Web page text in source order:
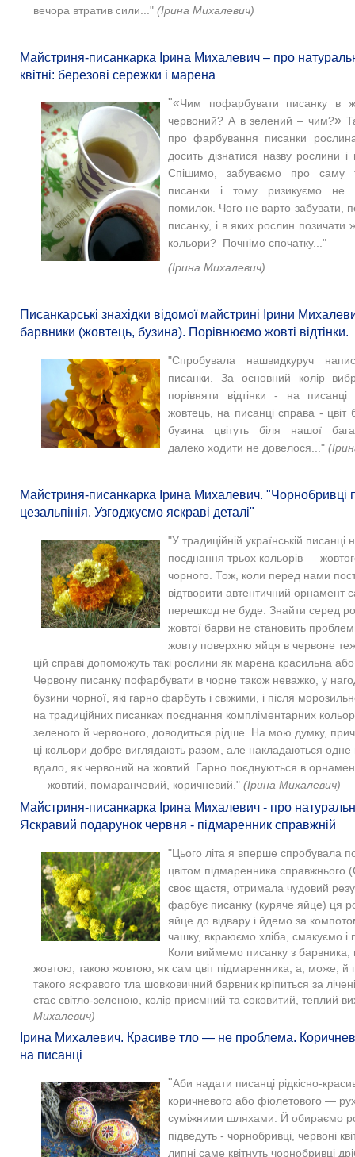
вечора втратив сили..." (Ірина Михалевич)
Майстриня-писанкарка Ірина Михалевич – про
квітні: березові сережки і марена
"«Чим пофарбувати писанку в
червоний? А в зелений – чим?»
про фарбування писанки
досить дізнатися назву рослини
Спішимо, забуваємо про саму
писанки і тому ризикуємо не
помилок. Чого не варто забувати,
писанку, і в яких рослин позичати
кольори? Почнімо спочатку..."
(Ірина Михалевич)
Писанкарські знахідки відомої майстрині Ірини
барвники (жовтець, бузина). Порівнюємо жовті відтінки.
"Спробувала нашвидкуруч
писанки. За основний колір
порівняти відтінки - на
жовтець, на писанці справа - цвіт
бузина цвітуть біля нашої
далеко ходити не довелося..."
Майстриня-писанкарка Ірина Михалевич. "Чорнобривці
цезальпінія. Узгоджуємо яскраві деталі"
"У традиційній українській
поєднання трьох кольорів —
чорного. Тож, коли перед нами
відтворити автентичний орнамент
перешкод не буде. Знайти серед
жовтої барви не становить
жовту поверхню яйця в червоне
цій справі допоможуть такі рослини як марена красильна або
Червону писанку пофарбувати в чорне також неважко, у
бузини чорної, які гарно фарбуть і свіжими, і після
на традиційних писанках поєднання компліментарних
зеленого й червоного, доводиться рідше. На мою думку,
ці кольори добре виглядають разом, але накладаються одне
вдало, як червоний на жовтий. Гарно поєднуються в
— жовтий, помаранчевий, коричневий." (Ірина Михалевич)
Майстриня-писанкарка Ірина Михалевич - про
Яскравий подарунок червня - підмаренник справжній​
"Цього літа я вперше спробувала
цвітом підмаренника справжнього
своє щастя, отримала чудовий
фарбує писанку (куряче яйце) ця
яйце до відвару і йдемо за
чашку, вкраюємо хліба, смакуємо і
Коли виймемо писанку з
жовтою, такою жовтою, як сам цвіт підмаренника, а, може, й
такого яскравого тла шовковичний барвник кріпиться за
стає світло-зеленою, колір приємний та соковитий, теплий
Михалевич)
Ірина Михалевич. Красиве тло — не проблема.
на писанці
"Аби надати писанці рідкісно-
коричневого або фіолетового —
суміжними шляхами. Й обираємо
підведуть - чорнобривці, червоні
липні саме квітнуть чорнобривці